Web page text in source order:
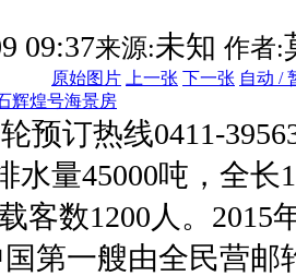
09:37来源:未知 作者:
原始图片 上一张 下一张 自动 /
辉煌号海景房
预订热线0411-
水量45000吨，全长
客数1200人。2015
第一艘由全民营邮